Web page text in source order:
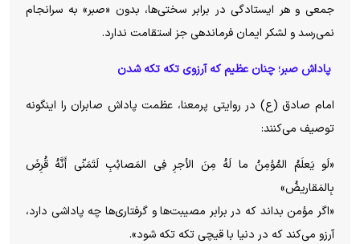
جمعی و هر ایستادگی در برابر سختی‌ها، بدون «صبر» به سرانجام
نمی‌رسد و لشکر ایمان فرماندهی جز استقامت ندارد.
پاداش صبر؛ چنان عظیم که آرزوی تکه تکه شدن
امام صادق (ع) در روایتی پرمعنا، عظمت پاداش صابران را اینگونه
توصیف می‌کنند:
«لَو یَعلَمُ المُؤمِنُ ما لَهُ مِنَ الأجرِ فِی المَصائِبِ لَتَمَنّی أَنَّهُ قُرِضَ
بِالمَقاریضُ»
«اگر مؤمن بداند که در برابر مصیبت‌ها و گرفتاری‌ها چه پاداشی دارد،
آرزو می‌کند که در دنیا با قیچی تکه تکه شود».